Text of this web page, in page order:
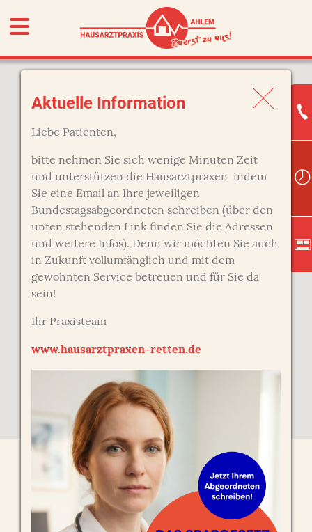
Aktuelle Information
Liebe Patienten,
bitte nehmen Sie sich wenige Minuten Zeit
und unterstützen die Hausarztpraxen indem
Sie eine Email an Ihre jeweiligen
Bundestagsabgeordneten schreiben (über den
unten stehenden Link finden Sie die Adressen
und weitere Infos). Denn wir möchten Sie auch
in Zukunft vollumfänglich und mit dem
gewohnten Service betreuen und für Sie da
sein!
Ihr Praxisteam
www.hausarztpraxen-retten.de
ZUM ROUTENPLANER (GOOGLE MAPS)